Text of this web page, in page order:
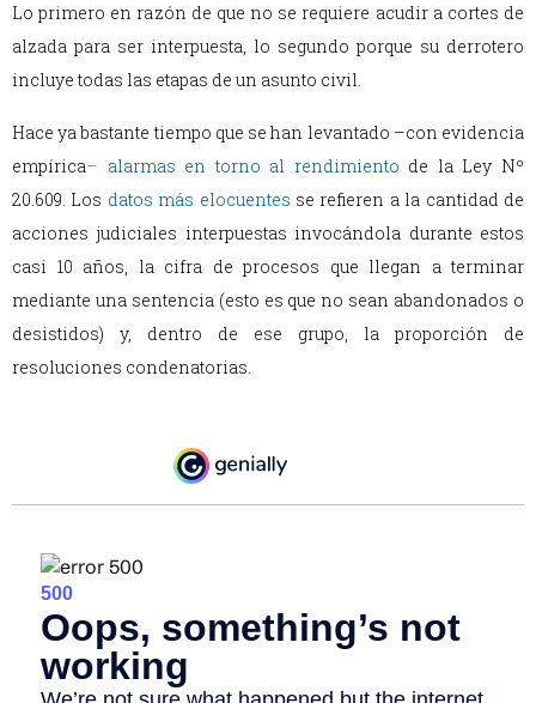
Lo primero en razón de que no se requiere acudir a cortes de
alzada para ser interpuesta, lo segundo porque su derrotero
incluye todas las etapas de un asunto civil.
Hace ya bastante tiempo que se han levantado –con evidencia
empírica– alarmas en torno al rendimiento de la Ley Nº
20.609. Los datos más elocuentes se refieren a la cantidad de
acciones judiciales interpuestas invocándola durante estos
casi 10 años, la cifra de procesos que llegan a terminar
mediante una sentencia (esto es que no sean abandonados o
desistidos) y, dentro de ese grupo, la proporción de
resoluciones condenatorias.